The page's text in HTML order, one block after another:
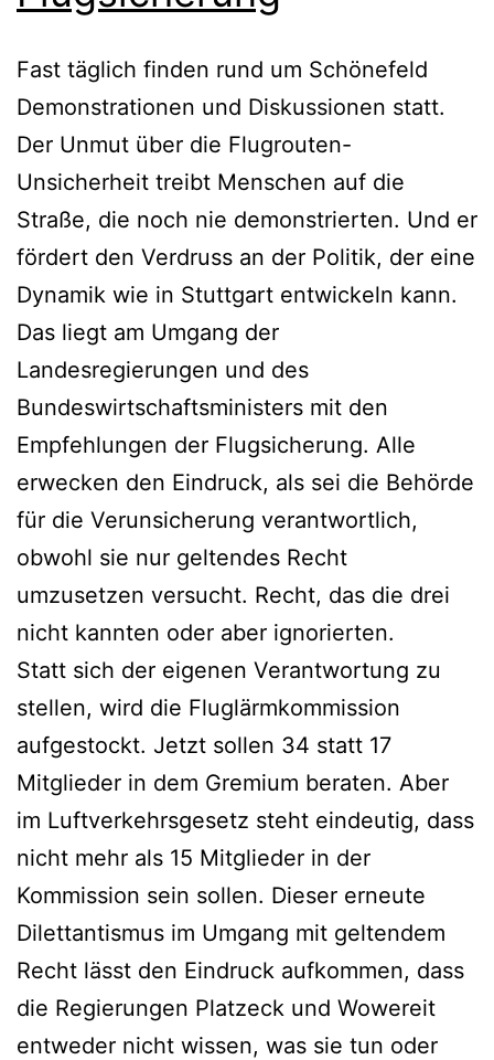
Fast täglich finden rund um Schönefeld
Demonstrationen und Diskussionen statt.
Der Unmut über die Flugrouten-
Unsicherheit treibt Menschen auf die
Straße, die noch nie demonstrierten. Und er
fördert den Verdruss an der Politik, der eine
Dynamik wie in Stuttgart entwickeln kann.
Das liegt am Umgang der
Landesregierungen und des
Bundeswirtschaftsministers mit den
Empfehlungen der Flugsicherung. Alle
erwecken den Eindruck, als sei die Behörde
für die Verunsicherung verantwortlich,
obwohl sie nur geltendes Recht
umzusetzen versucht. Recht, das die drei
nicht kannten oder aber ignorierten.
Statt sich der eigenen Verantwortung zu
stellen, wird die Fluglärmkommission
aufgestockt. Jetzt sollen 34 statt 17
Mitglieder in dem Gremium beraten. Aber
im Luftverkehrsgesetz steht eindeutig, dass
nicht mehr als 15 Mitglieder in der
Kommission sein sollen. Dieser erneute
Dilettantismus im Umgang mit geltendem
Recht lässt den Eindruck aufkommen, dass
die Regierungen Platzeck und Wowereit
entweder nicht wissen, was sie tun oder